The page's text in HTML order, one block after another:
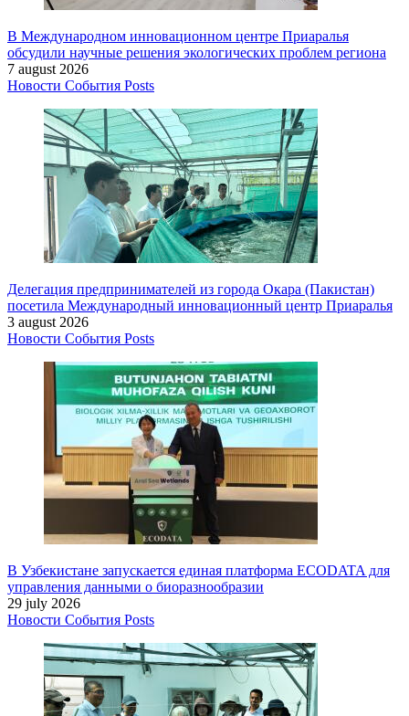
В Международном инновационном центре Приаралья
обсудили научные решения экологических проблем региона
7 august 2026
Новости События Posts
Делегация предпринимателей из города Окара (Пакистан)
посетила Международный инновационный центр Приаралья
3 august 2026
Новости События Posts
В Узбекистане запускается единая платформа ECODATA для
управления данными о биоразнообразии
29 july 2026
Новости События Posts